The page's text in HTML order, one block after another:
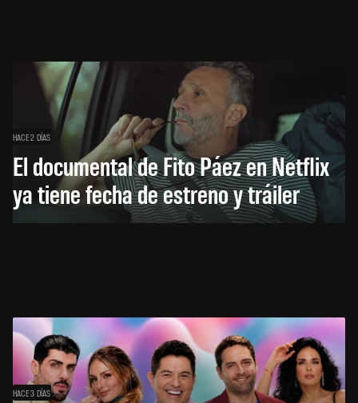
HACE 2 DÍAS
El documental de Fito Páez en Netflix
ya tiene fecha de estreno y tráiler
HACE 3 DÍAS